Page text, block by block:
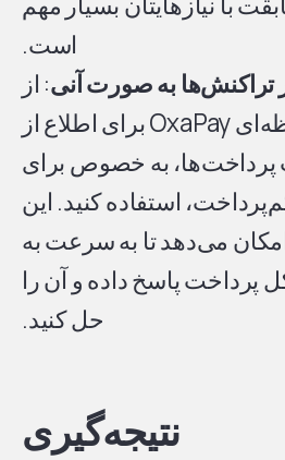
است.
تراکنش‌ها به صورت آنی: از
اعلان‌های لحظه‌ای OxaPay برای اطلاع از
به خصوص برای
استفاده کنید. این
می‌دهد تا به سرعت به
پرداخت پاسخ داده و آن را
حل کنید.
نتیجه‌گیری